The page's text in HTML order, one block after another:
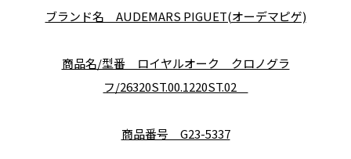
ブランド名 AUDEMARS PIGUET(オーデマピゲ)
商品名/型番 ロイヤルオーク クロノグラ
フ/26320ST.00.1220ST.02
商品番号 G23-5337